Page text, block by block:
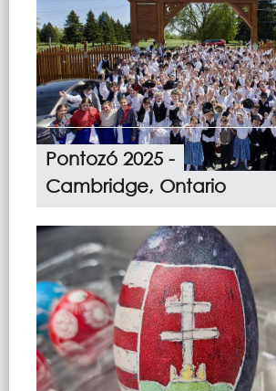
Pontozó 2025 -
Cambridge, Ontario